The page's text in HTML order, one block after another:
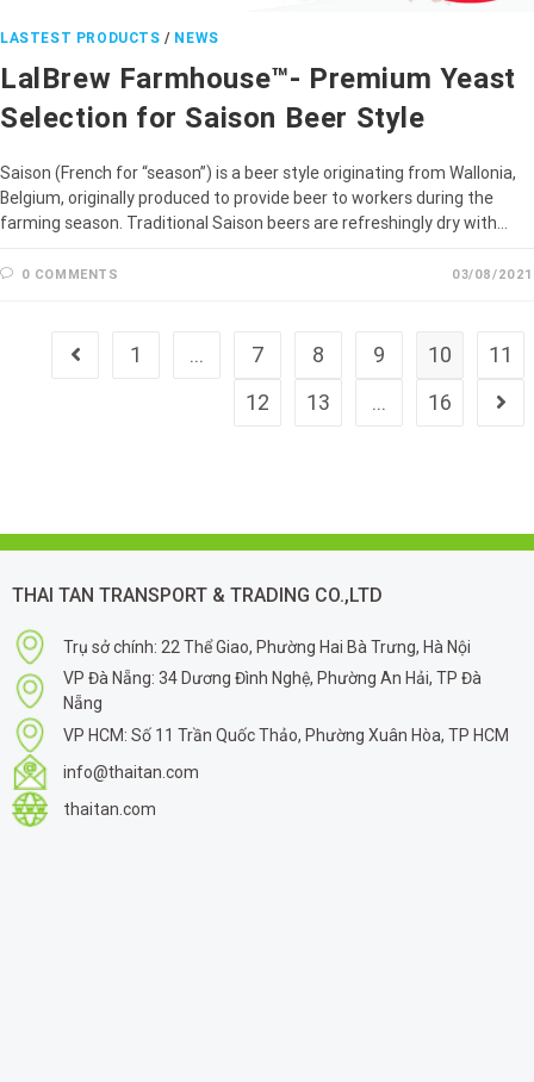
LASTEST PRODUCTS / NEWS
LalBrew Farmhouse™- Premium Yeast
Selection for Saison Beer Style
Saison (French for “season”) is a beer style originating from Wallonia,
Belgium, originally produced to provide beer to workers during the
farming season. Traditional Saison beers are refreshingly dry with…
0 COMMENTS 03/08/2021
1 … 7 8 9 10
11
12
13 … 16
THAI TAN TRANSPORT & TRADING CO.,LTD
Trụ sở chính: 22 Thể Giao, Phường Hai Bà Trưng, Hà Nội
VP Đà Nẵng: 34 Dương Đình Nghệ, Phường An Hải, TP Đà
Nẵng
VP HCM: Số 11 Trần Quốc Thảo, Phường Xuân Hòa, TP HCM
info@thaitan.com
thaitan.com